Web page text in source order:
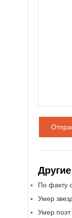
По факту
Умер
Умер поэт